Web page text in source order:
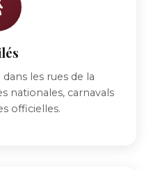
les rues de la
nationales, carnavals
officielles.